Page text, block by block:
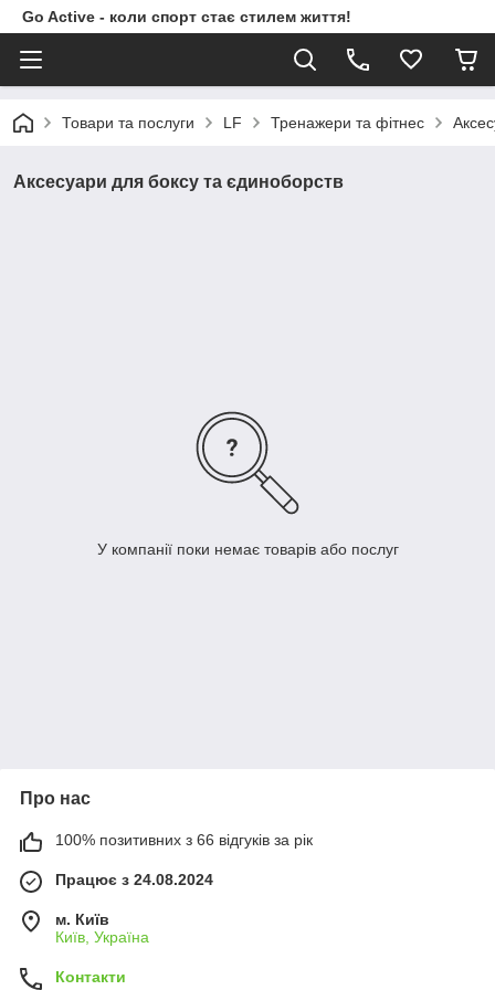
Go Active - коли спорт стає стилем життя!
Товари та послуги LF Тренажери та фітнес
Аксесуари для боксу та єдиноборств
У компанії поки немає товарів або послуг
Про нас
100% позитивних з 66 відгуків за рік
Працює з 24.08.2024
м. Київ
Київ, Україна
Контакти